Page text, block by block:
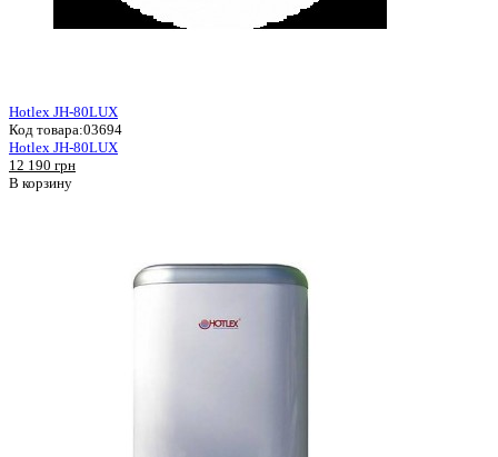
Hotlex JH-80LUX
Код товара:03694
Hotlex JH-80LUX
12 190 грн
В корзину